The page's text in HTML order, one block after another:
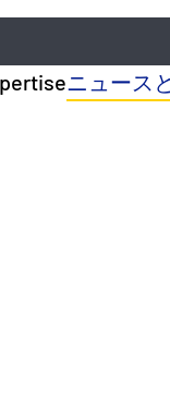
ニュース